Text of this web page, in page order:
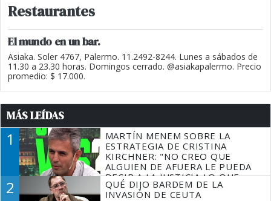
Restaurantes
El mundo en un bar.
Asiaka. Soler 4767, Palermo. 11.2492-8244. Lunes a sábados de
11.30 a 23.30 horas. Domingos cerrado. @asiakapalermo. Precio
promedio: $ 17.000.
MÁS LEÍDAS
1
MARTÍN MENEM SOBRE LA
ESTRATEGIA DE CRISTINA
KIRCHNER: "NO CREO QUE
ALGUIEN DE AFUERA LE PUEDA
DECIR A LA JUSTICIA LO QUE
TIENE QUE HACER"
2
QUÉ DIJO BARDEM DE LA
INVASIÓN DE CEUTA